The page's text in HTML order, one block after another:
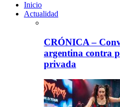
Inicio
Actualidad
CRÓNICA –
argentina contra
privada